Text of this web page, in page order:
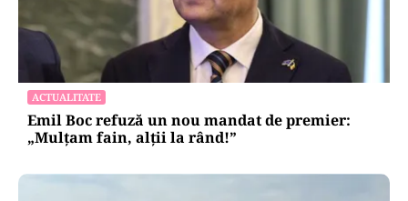
ACTUALITATE
Emil Boc refuză un nou mandat de premier:
„Mulțam fain, alții la rând!”